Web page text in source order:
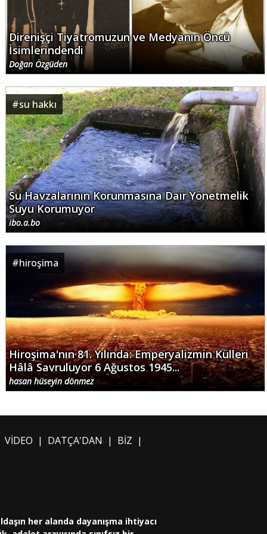
Direnişçi Tiyatromuzun ve Medyanın Öncü
İsimlerindendi
Doğan Özgüden
#su hakkı
Su Havzalarının Korunmasına Dair Yönetmelik
Suyu Korumuyor
ibo.a.bo
#hiroşima
Hiroşima'nın 81. Yılında: Emperyalizmin Külleri
Hâlâ Savruluyor 6 Ağustos 1945...
hasan hüseyin dönmez
VİDEO | DATÇA'DAN | BİZ |
her alanda dayanışma ihtiyacı